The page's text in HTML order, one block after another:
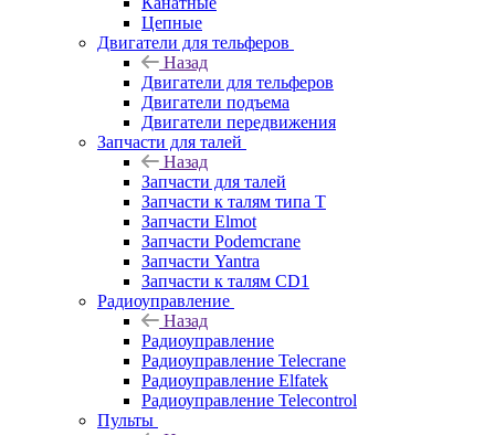
Цепные
Двигатели для тельферов
Назад
Двигатели для тельферов
Двигатели подъема
Двигатели передвижения
Запчасти для талей
Назад
Запчасти для талей
Запчасти к талям типа Т
Запчасти Elmot
Запчасти Podemcrane
Запчасти Yantra
Запчасти к талям CD1
Радиоуправление
Назад
Радиоуправление
Радиоуправление Telecrane
Радиоуправление Elfatek
Радиоуправление Telecontrol
Пульты